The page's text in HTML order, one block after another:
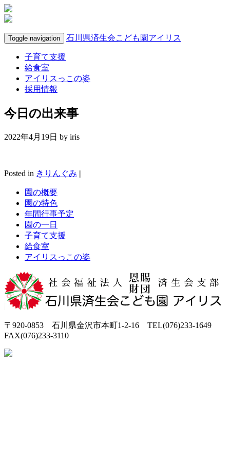
Toggle navigation 石川県済生会こども園アイリス
子育て支援
給食室
アイリスっこの姿
採用情報
今日の出来事
2022年4月19日 by iris
Posted in きりんぐみ |
園の概要
園の特色
年間行事予定
園の一日
子育て支援
給食室
アイリスっこの姿
〒920-0853 石川県金沢市本町1-2-16 TEL(076)233-1649
FAX(076)233-3110